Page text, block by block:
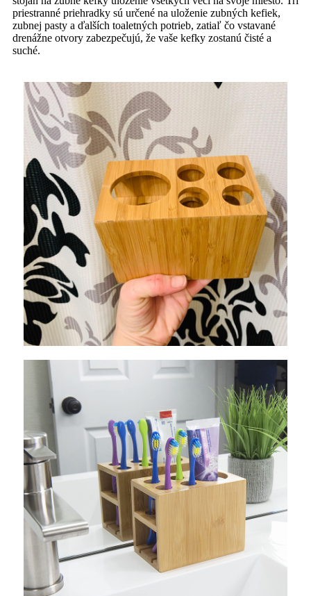
priestranné priehradky sú určené na uloženie zubných kefiek,
zubnej pasty a ďalších toaletných potrieb, zatiaľ čo vstavané
drenážne otvory zabezpečujú, že vaše kefky zostanú čisté a
suché.